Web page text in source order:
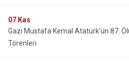
07 Kas
Gazi Mustafa Kemal Atatürk’ün 87.
Törenleri